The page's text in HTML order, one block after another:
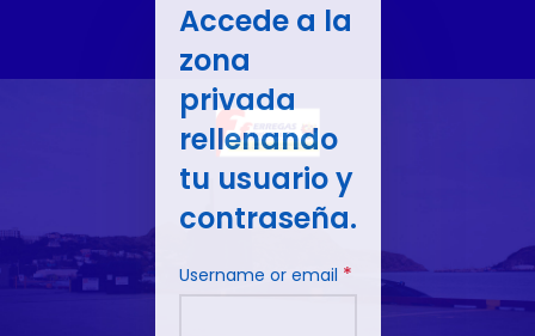
Accede a la
zona
privada
rellenando
tu usuario y
contraseña.
Username or email *